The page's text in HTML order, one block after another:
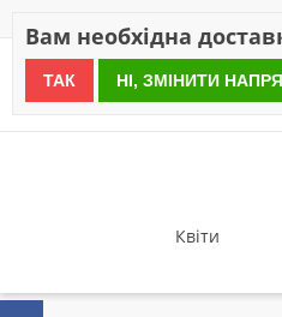
Квіти
Вам необхідна
ТАК НІ, ЗМІНИТИ